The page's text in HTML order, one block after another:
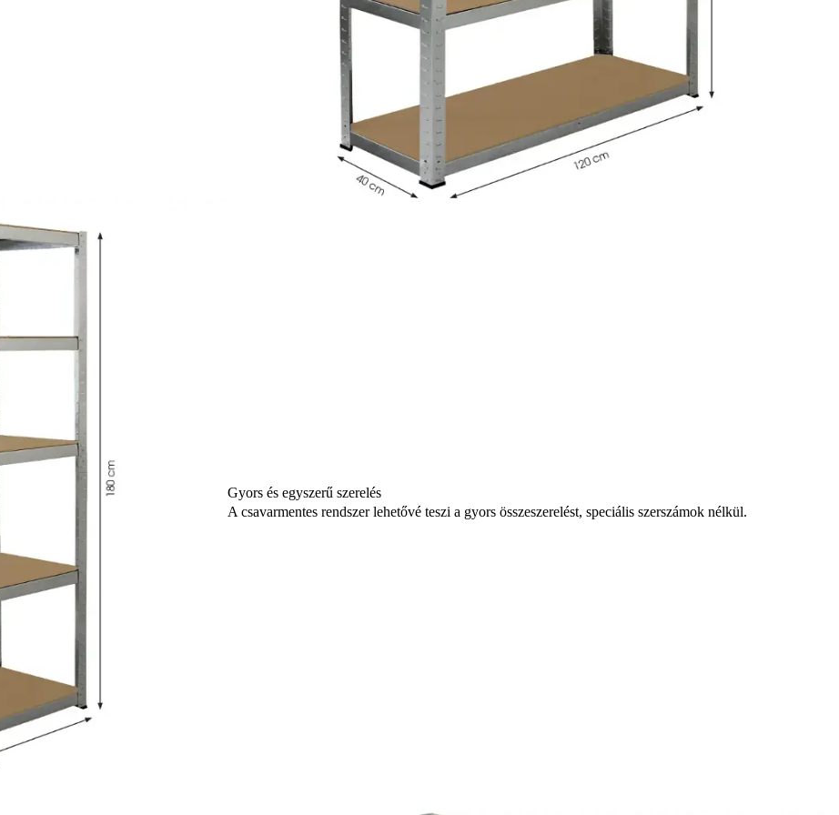
Gyors és egyszerű szerelés
A csavarmentes rendszer lehetővé teszi a gyors összeszerelést, speciális szerszámok nélkül.